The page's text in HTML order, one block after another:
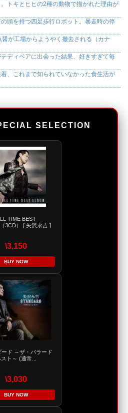
トキとヒヒの2種の動物で描かれた理由が
頭を持つ四足歩行ロボット。暴走時の停
が工場からようやく撤去される（カナ
ディベアに出会った結果、好きすぎて毎
、これまで知られていなかった食生活が
SELECTION
TIME BEST
3CD） [ 矢沢永吉 ]
\3,150
BUY NOW
ード ～ザ・バラード
ト～ (通常...
\3,030
BUY NOW